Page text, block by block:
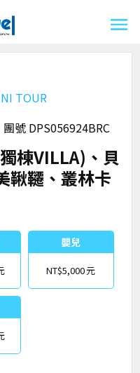
TOUR
團號 DPS056924BRC
棟VILLA)、貝
鞦韆、叢林卡
嬰兒
NT$5,000